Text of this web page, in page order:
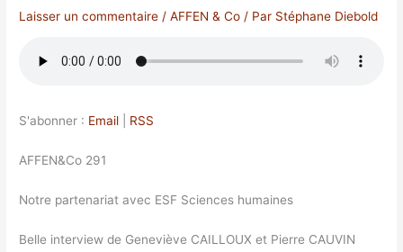
Laisser un commentaire /AFFEN & Co / Par Stéphane Diebold
S'abonner : Email RSS
AFFEN&Co 291
Notre partenariat avec ESF Sciences humaines
Belle interview de Geneviève CAILLOUX et Pierre CAUVIN